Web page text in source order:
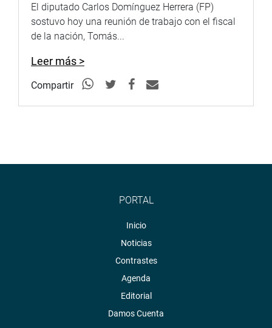
El diputado Carlos Domínguez Herrera (FP)
sostuvo hoy una reunión de trabajo con el fiscal
de la nación, Tomás...
Leer más >
Compartir
PORTAL
Inicio
Noticias
Contrastes
Agenda
Editorial
Damos Cuenta